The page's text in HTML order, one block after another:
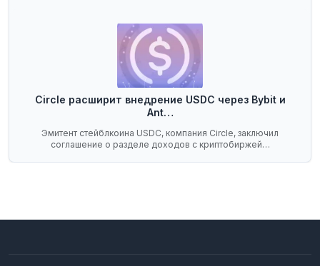
Circle расширит внедрение USDC через Bybit и
Ant…
Эмитент стейблкоина USDC, компания Circle, заключил
соглашение о разделе доходов с криптобиржей…